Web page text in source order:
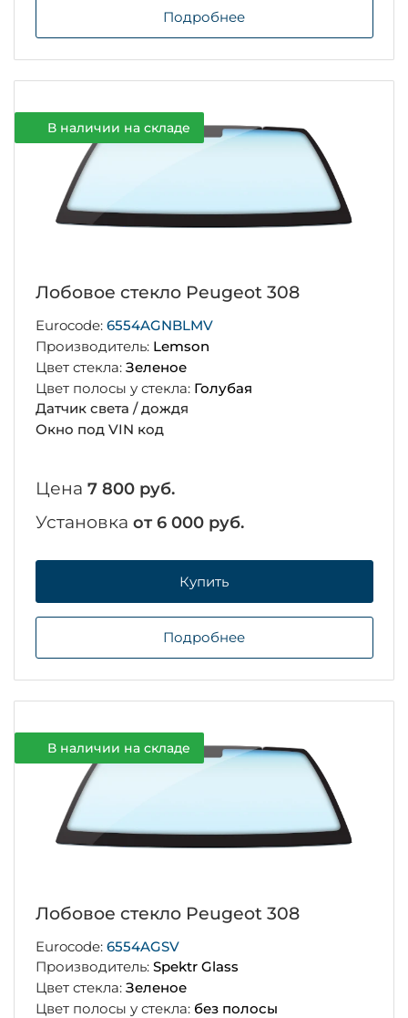
Подробнее
В наличии на складе
Лобовое стекло Peugeot 308
Eurocode: 6554AGNBLMV
Производитель: Lemson
Цвет стекла: Зеленое
Цвет полосы у стекла: Голубая
Датчик света / дождя
Окно под VIN код
Цена 7 800 руб.
Установка от 6 000 руб.
Купить
Подробнее
В наличии на складе
Лобовое стекло Peugeot 308
Eurocode: 6554AGSV
Производитель: Spektr Glass
Цвет стекла: Зеленое
Цвет полосы у стекла: без полосы